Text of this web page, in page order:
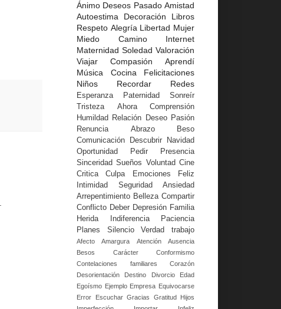
Ánimo Deseos Pasado Amistad
Autoestima
Decoración
Libros
Respeto Alegría Libertad Mujer
Miedo
Camino
Internet
Maternidad Soledad Valoración
Viajar
Compasión
Aprendí
Música
Cocina
Felicitaciones
Niños
Recordar Redes
Esperanza Paternidad
Sonreír
Tristeza
Ahora
Comprensión
Humildad
Relación Deseo Pasión
Renuncia
Abrazo
Beso
Comunicación
Descubrir
Navidad
Oportunidad
Pedir
Presencia
Sinceridad Sueños Voluntad Cine
Critica
Culpa Emociones
Feliz
Intimidad
Seguridad
Ansiedad
Arrepentimiento Belleza Compartir
Conflicto Deber Depresión Familia
Herida
Indiferencia
Paciencia
Planes
Silencio Verdad trabajo
Afecto Amargura Atención
Ausencia
Besos
Carácter
Conformismo
Contelaciones familiares
Corazón
Desorientación
Destino Divorcio
Edad
Egoísmo Ejemplo Empresa Equivocarse
Error
Escuchar Gracias Gratitud
Hijos